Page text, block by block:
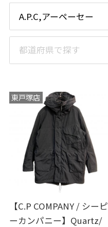
東戸塚店
【C.P COMPANY / シーピ
ーカンパニー】Quartz/